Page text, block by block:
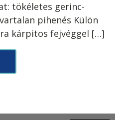
tökéletes gerinc-
pihenés Külön
kárpitos fejvéggel […]